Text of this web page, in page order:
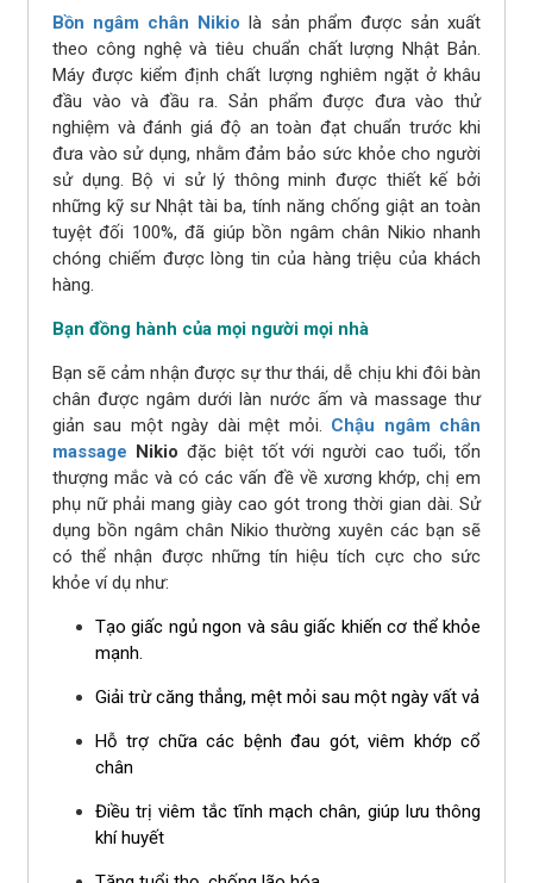
Bồn ngâm chân Nikio là sản phẩm được sản xuất
theo công nghệ và tiêu chuẩn chất lượng Nhật Bản.
Máy được kiểm định chất lượng nghiêm ngặt ở khâu
đầu vào và đầu ra. Sản phẩm được đưa vào thử
nghiệm và đánh giá độ an toàn đạt chuẩn trước khi
đưa vào sử dụng, nhằm đảm bảo sức khỏe cho người
sử dụng. Bộ vi sử lý thông minh được thiết kế bởi
những kỹ sư Nhật tài ba, tính năng chống giật an toàn
tuyệt đối 100%, đã giúp bồn ngâm chân Nikio nhanh
chóng chiếm được lòng tin của hàng triệu của khách
hàng.
Bạn đồng hành của mọi người mọi nhà
Bạn sẽ cảm nhận được sự thư thái, dễ chịu khi đôi bàn
chân được ngâm dưới làn nước ấm và massage thư
giản sau một ngày dài mệt mỏi. Chậu ngâm chân
massage Nikio đặc biệt tốt với người cao tuổi, tổn
thượng mắc và có các vấn đề về xương khớp, chị em
phụ nữ phải mang giày cao gót trong thời gian dài. Sử
dụng bồn ngâm chân Nikio thường xuyên các bạn sẽ
có thể nhận được những tín hiệu tích cực cho sức
khỏe ví dụ như:
Tạo giấc ngủ ngon và sâu giấc khiến cơ thể khỏe
mạnh.
Giải trừ căng thẳng, mệt mỏi sau một ngày vất vả
Hỗ trợ chữa các bệnh đau gót, viêm khớp cổ
chân
Điều trị viêm tắc tĩnh mạch chân, giúp lưu thông
khí huyết